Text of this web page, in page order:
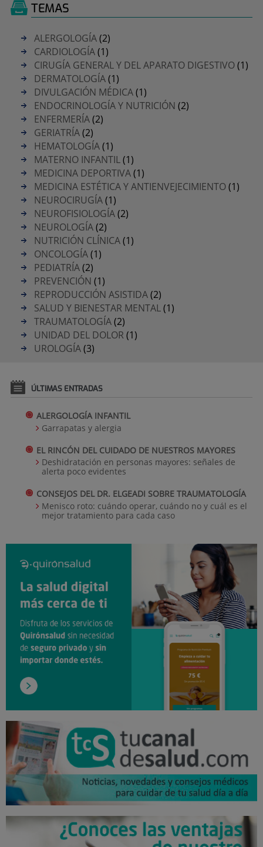
TEMAS
ALERGOLOGÍA(2)
CARDIOLOGÍA(1)
CIRUGÍA GENERAL Y DEL APARATO DIGESTIVO(1)
DERMATOLOGÍA(1)
DIVULGACIÓN MÉDICA(1)
ENDOCRINOLOGÍA Y NUTRICIÓN (2)
ENFERMERÍA(2)
GERIATRÍA(2)
HEMATOLOGÍA(1)
MATERNO INFANTIL(1)
MEDICINA DEPORTIVA(1)
MEDICINA ESTÉTICA Y ANTIENVEJECIMIENTO(1)
NEUROCIRUGÍA(1)
NEUROFISIOLOGÍA(2)
NEUROLOGÍA(2)
NUTRICIÓN CLÍNICA(1)
ONCOLOGÍA(1)
PEDIATRÍA(2)
PREVENCIÓN (1)
REPRODUCCIÓN ASISTIDA(2)
SALUD Y BIENESTAR MENTAL(1)
TRAUMATOLOGÍA(2)
UNIDAD DEL DOLOR(1)
UROLOGÍA(3)
ÚLTIMAS ENTRADAS
ALERGOLOGÍA INFANTIL
Garrapatas y alergia
EL RINCÓN DEL CUIDADO DE NUESTROS MAYORES
Deshidratación en personas mayores: señales de
alerta poco evidentes
CONSEJOS DEL DR. ELGEADI SOBRE TRAUMATOLOGÍA
Menisco roto: cuándo operar, cuándo no y cuál es el
mejor tratamiento para cada caso